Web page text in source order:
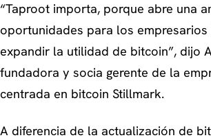
“Taproot importa, porque abre una
oportunidades para los empresarios
expandir la utilidad de bitcoin”, dijo
fundadora y socia gerente de la
centrada en bitcoin Stillmark.
A diferencia de la actualización de